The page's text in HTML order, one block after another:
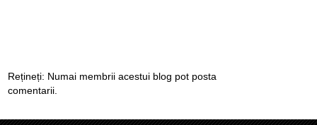
Rețineți: Numai membrii acestui blog pot posta
comentarii.